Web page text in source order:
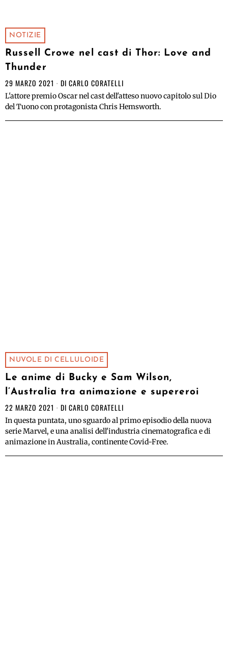
NOTIZIE
Russell Crowe nel cast di Thor: Love and
Thunder
29 MARZO 2021 DI CARLO CORATELLI
L'attore premio Oscar nel cast dell'atteso nuovo capitolo sul Dio
del Tuono con protagonista Chris Hemsworth.
NUVOLE DI CELLULOIDE
Le anime di Bucky e Sam Wilson,
l’Australia tra animazione e supereroi
22 MARZO 2021 DI CARLO CORATELLI
In questa puntata, uno sguardo al primo episodio della nuova
serie Marvel, e una analisi dell'industria cinematografica e di
animazione in Australia, continente Covid-Free.